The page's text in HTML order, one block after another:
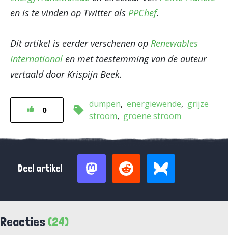
en is te vinden op Twitter als PPChef.
Dit artikel is eerder verschenen op Renewables
International en met toestemming van de auteur
vertaald door Krispijn Beek.
0
dumpen energiewende
grijze
stroom
groene stroom
Deel artikel
Reacties (24)